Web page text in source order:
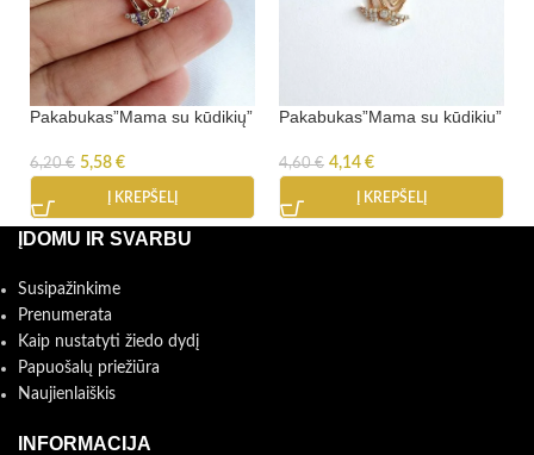
Pakabukas”Mama su kūdikių”
6,20€ 5,58 €
Į KREPŠELĮ
Pakabukas”Mama su kūdikiu”
4,60€ 4,14 €
Į KREPŠELĮ
ĮDOMU IR SVARBU
Susipažinkime
Prenumerata
Kaip nustatyti žiedo dydį
Papuošalų priežiūra
Naujienlaiškis
INFORMACIJA